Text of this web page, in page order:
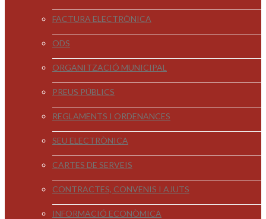
FACTURA ELECTRÒNICA
ODS
ORGANITZACIÓ MUNICIPAL
PREUS PÚBLICS
REGLAMENTS I ORDENANCES
SEU ELECTRÒNICA
CARTES DE SERVEIS
CONTRACTES, CONVENIS I AJUTS
INFORMACIÓ ECONÒMICA